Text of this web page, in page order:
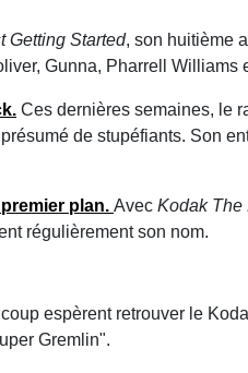
Getting Started, son huitième
Gunna, Pharrell Williams
Ces dernières semaines, le
de stupéfiants. Son
plan. Avec Kodak The
régulièrement son nom.
espèrent retrouver le
Gremlin".